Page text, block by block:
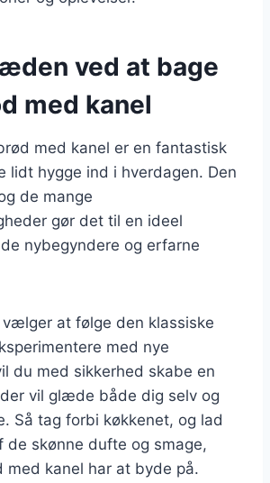
ved at bage
med kanel
med kanel er en fantastisk
lidt hygge ind i hverdagen. Den
de mange
gør det til en ideel
nybegyndere og erfarne
at følge den klassiske
med nye
du med sikkerhed skabe en
vil glæde både dig selv og
Så tag forbi køkkenet, og lad
de skønne dufte og smage,
med kanel har at byde på.